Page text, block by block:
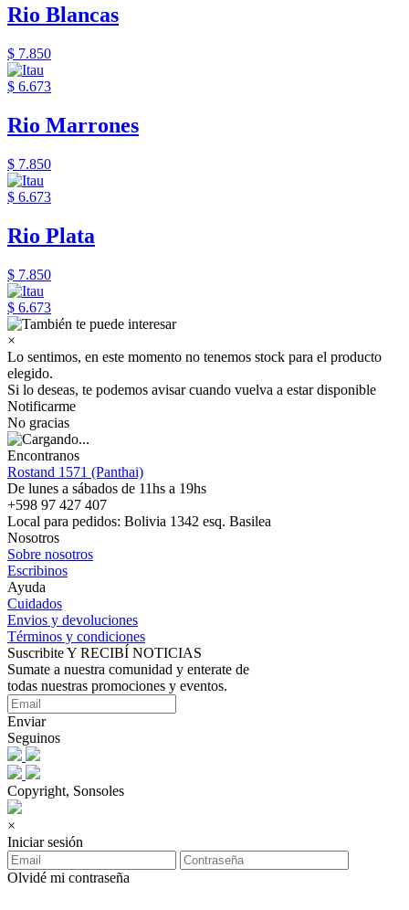
Rio Blancas
$ 7.850
$ 6.673
Rio Marrones
$ 7.850
$ 6.673
Rio Plata
$ 7.850
$ 6.673
×
Lo sentimos, en este momento no tenemos stock para el producto
elegido.
Si lo deseas, te podemos avisar cuando vuelva a estar disponible
Notificarme
No gracias
Encontranos
Rostand 1571 (Panthai)
De lunes a sábados de 11hs a 19hs
+598 97 427 407
Local para pedidos: Bolivia 1342 esq. Basilea
Nosotros
Sobre nosotros
Escribinos
Ayuda
Cuidados
Envios y devoluciones
Términos y condiciones
Suscribite Y RECIBÍ NOTICIAS
Sumate a nuestra comunidad y enterate de
todas nuestras promociones y eventos.
Enviar
Seguinos
Copyright, Sonsoles
×
Iniciar sesión
Olvidé mi contraseña